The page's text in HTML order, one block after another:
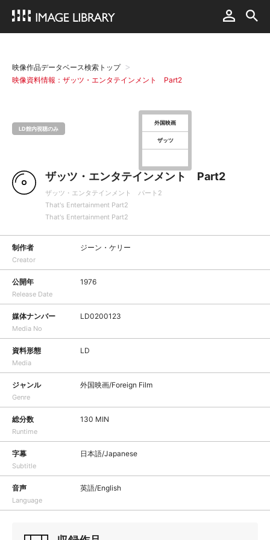
映像作品データベース検索トップ
映像資料情報：ザッツ・エンタテインメント Part2
LD館内視聴のみ
外国映画
ザッツ
ザッツ・エンタテインメント Part2
ザッツ・エンタテインメント パート2
That's Entertainment Part2
That's Entertainment Part2
制作者
Creator
ジーン・ケリー
公開年
Release Date
1976
媒体ナンバー
Media No
LD0200123
資料形態
Media
LD
ジャンル
Genre
外国映画/Foreign Film
総分数
Runtime
130 MIN
字幕
Subtitle
日本語/Japanese
音声
Language
英語/English